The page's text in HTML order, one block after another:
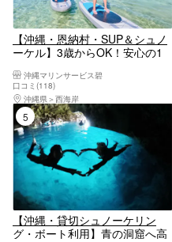
【沖縄・恩納村・SUP＆シュノ
ーケル】3歳からOK！安心の1
ら参加OK！
沖縄マリンサービス碧
口コミ(118)
沖縄県
西海岸
5位
【沖縄・貸切シュノーケリン
グ・ボート利用】青の洞窟へ高